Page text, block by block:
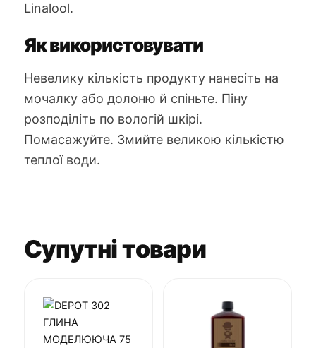
Linalool.
Як використовувати
Невелику кількість продукту нанесіть на
мочалку або долоню й спіньте. Піну
розподіліть по вологій шкірі.
Помасажуйте. Змийте великою кількістю
теплої води.
Супутні товари